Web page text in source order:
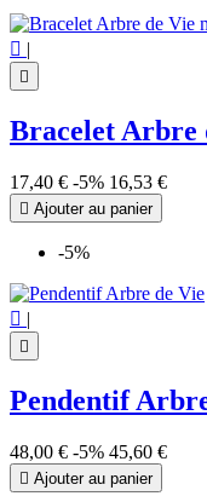
 |

Bracelet Arbre
17,40 € -5% 16,53 €
 Ajouter au panier
-5%
 |

Pendentif
48,00 € -5% 45,60 €
 Ajouter au panier